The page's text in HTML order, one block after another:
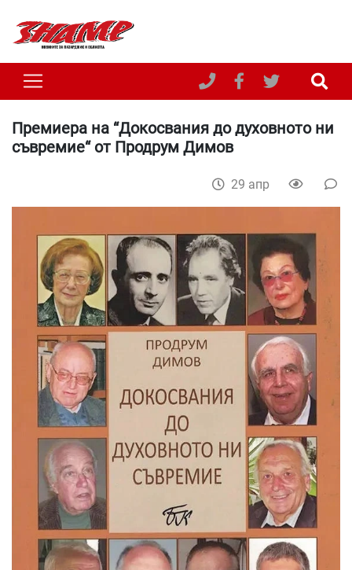
Премиера на “Докосвания до духовното ни
съвремие“ от Продрум Димов
29 апр